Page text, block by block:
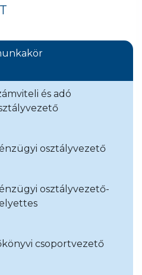
és adó
osztályvezető
osztályvezető-
csoportvezető